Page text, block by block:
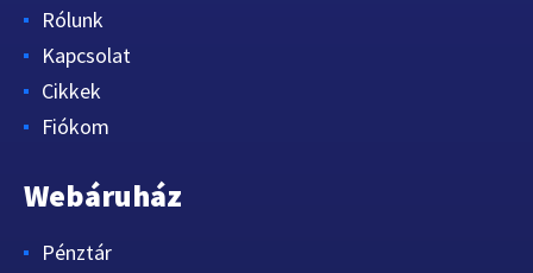
Rólunk
Kapcsolat
Cikkek
Fiókom
Webáruház
Pénztár